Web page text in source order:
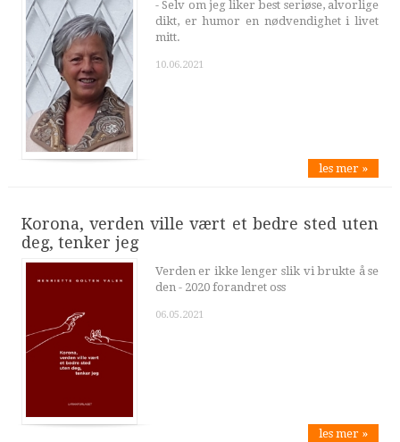
- Selv om jeg liker best seriøse, alvorlige
dikt, er humor en nødvendighet i livet
mitt.
10.06.2021
les mer »
Korona, verden ville vært et bedre sted uten
deg, tenker jeg
Verden er ikke lenger slik vi brukte å se
den - 2020 forandret oss
06.05.2021
les mer »